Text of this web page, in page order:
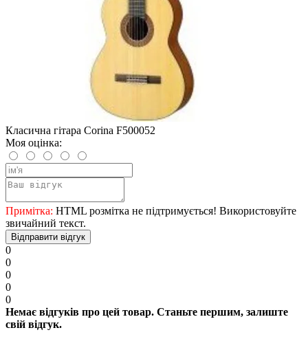
Класична гітара Corina F500052
Моя оцінка:
Примітка: HTML розмітка не підтримується! Використовуйте
звичайний текст.
Відправити відгук
0
0
0
0
0
Немає відгуків про цей товар. Станьте першим, залиште
свій відгук.